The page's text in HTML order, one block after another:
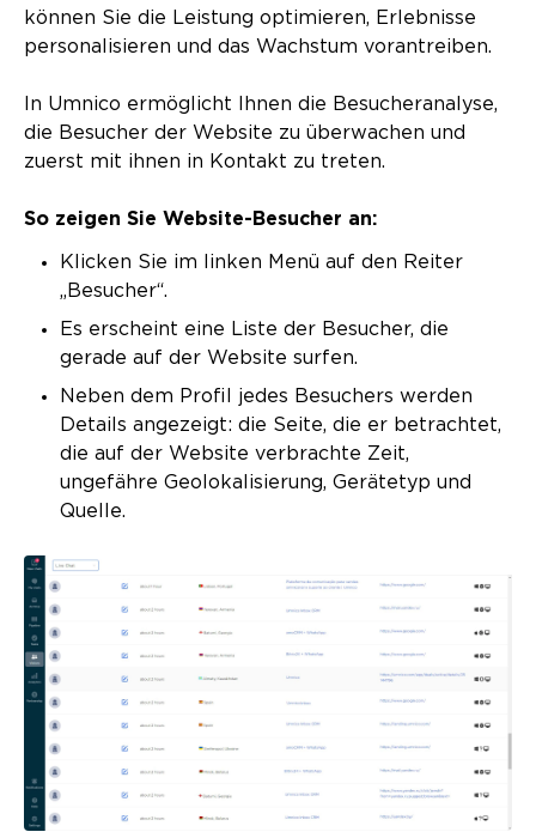
können Sie die Leistung optimieren, Erlebnisse
personalisieren und das Wachstum vorantreiben.
In Umnico ermöglicht Ihnen die Besucheranalyse,
die Besucher der Website zu überwachen und
zuerst mit ihnen in Kontakt zu treten.
So zeigen Sie Website-Besucher an:
Klicken Sie im linken Menü auf den Reiter
„Besucher“.
Es erscheint eine Liste der Besucher, die
gerade auf der Website surfen.
Neben dem Profil jedes Besuchers werden
Details angezeigt: die Seite, die er betrachtet,
die auf der Website verbrachte Zeit,
ungefähre Geolokalisierung, Gerätetyp und
Quelle.